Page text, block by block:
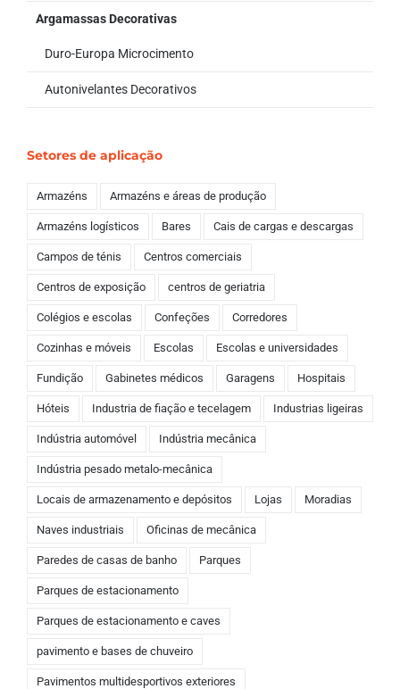
Argamassas Decorativas
Duro-Europa Microcimento
Autonivelantes Decorativos
Setores de aplicação
Armazéns Armazéns e áreas de produção
Armazéns logísticos Bares Cais de cargas e descargas
Campos de ténis Centros comerciais
Centros de exposição centros de geriatria
Colégios e escolas Confeções Corredores
Cozinhas e móveis Escolas Escolas e universidades
Fundição Gabinetes médicos Garagens Hospitais
Hóteis Industria de fiação e tecelagem Industrias ligeiras
Indústria automóvel Indústria mecânica
Indústria pesado metalo-mecânica
Locais de armazenamento e depósitos Lojas Moradias
Naves industriais Oficinas de mecânica
Paredes de casas de banho Parques
Parques de estacionamento
Parques de estacionamento e caves
pavimento e bases de chuveiro
Pavimentos multidesportivos exteriores